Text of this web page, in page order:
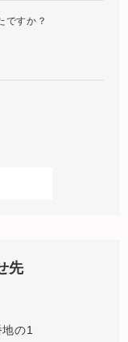
ですか？
先
の1